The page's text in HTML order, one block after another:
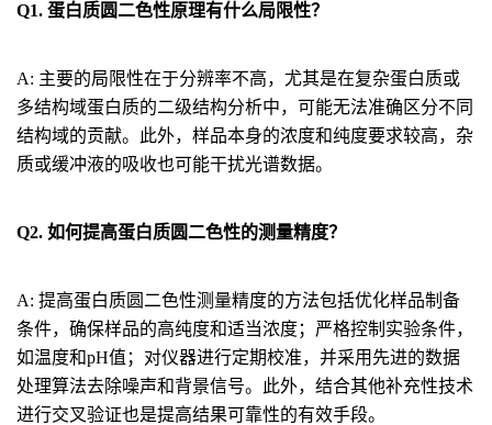
Q1. 蛋白质圆二色性原理有什么局限性？
A: 主要的局限性在于分辨率不高，尤其是在复杂蛋白质或
多结构域蛋白质的二级结构分析中，可能无法准确区分不同
结构域的贡献。此外，样品本身的浓度和纯度要求较高，杂
质或缓冲液的吸收也可能干扰光谱数据。
Q2. 如何提高蛋白质圆二色性的测量精度？
A: 提高蛋白质圆二色性测量精度的方法包括优化样品制备
条件，确保样品的高纯度和适当浓度；严格控制实验条件，
如温度和pH值；对仪器进行定期校准，并采用先进的数据
处理算法去除噪声和背景信号。此外，结合其他补充性技术
进行交叉验证也是提高结果可靠性的有效手段。